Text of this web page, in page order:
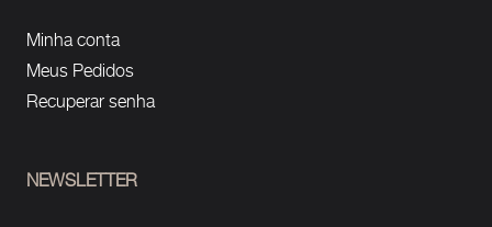
Minha conta
Meus Pedidos
Recuperar senha
NEWSLETTER